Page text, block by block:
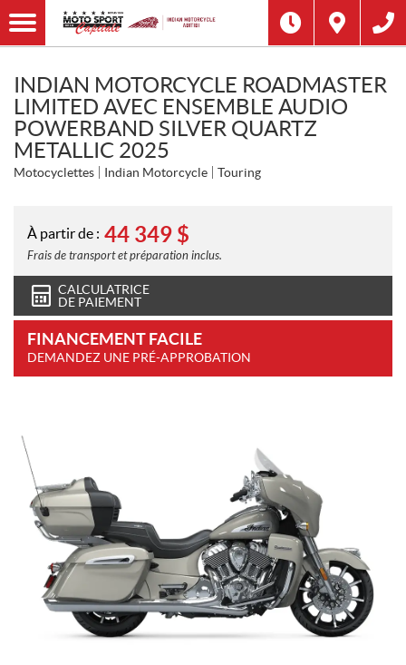
INDIAN MOTORCYCLE ROADMASTER
LIMITED AVEC ENSEMBLE AUDIO
POWERBAND SILVER QUARTZ
METALLIC 2025
Motocyclettes Indian Motorcycle Touring
À partir de : 44 349 $
Frais de transport et préparation inclus.
CALCULATRICE
DE PAIEMENT
FINANCEMENT FACILE
DEMANDEZ UNE PRÉ-APPROBATION